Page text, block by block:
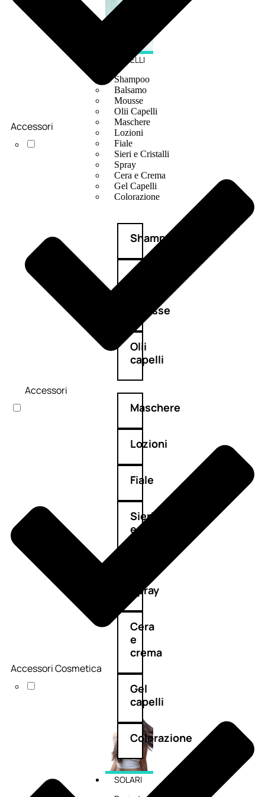
CAPELLI
Shampoo
Balsamo
Mousse
Olii Capelli
Maschere
Lozioni
Fiale
Sieri e Cristalli
Spray
Cera e Crema
Gel Capelli
Colorazione
Shampoo
Balsamo
Mousse
Olii
capelli
Maschere
Lozioni
Fiale
Sieri
e
Spray
Cera
e
crema
Gel
capelli
Colorazione
SOLARI
Accessori
Accessori
Accessori Cosmetica